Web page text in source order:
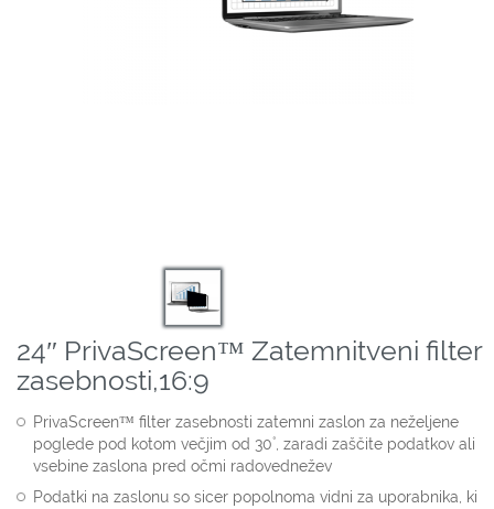
24″ PrivaScreen™ Zatemnitveni filter
zasebnosti,16:9
PrivaScreen™ filter zasebnosti zatemni zaslon za neželjene
poglede pod kotom večjim od 30˚, zaradi zaščite podatkov ali
vsebine zaslona pred očmi radovednežev
Podatki na zaslonu so sicer popolnoma vidni za uporabnika, ki